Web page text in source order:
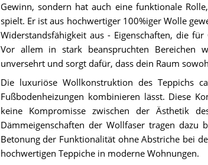
Gewinn, sondern hat auch eine funktionale
spielt. Er ist aus hochwertiger 100%iger Wolle
Widerstandsfähigkeit aus - Eigenschaften, die
Vor allem in stark beanspruchten Bereichen
unversehrt und sorgt dafür, dass dein Raum
Die luxuriöse Wollkonstruktion des Teppichs
Fußbodenheizungen kombinieren lässt. Diese
keine Kompromisse zwischen der Ästhetik
Dämmeigenschaften der Wollfaser tragen
Betonung der Funktionalität ohne Abstriche bei
hochwertigen Teppiche in moderne Wohnungen.